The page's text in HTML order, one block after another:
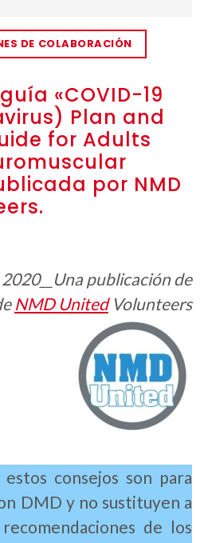
«COVID-19
Plan and
for Adults
por NMD
publicación de
NMD UnitedVolunteers
consejos son para
DMD y no sustituyen a
de los
DE COLABORACIÓN